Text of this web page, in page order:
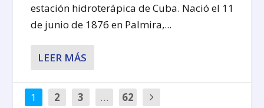
estación hidroterápica de Cuba. Nació el 11
de junio de 1876 en Palmira,...
LEER MÁS
1 2 3 … 62